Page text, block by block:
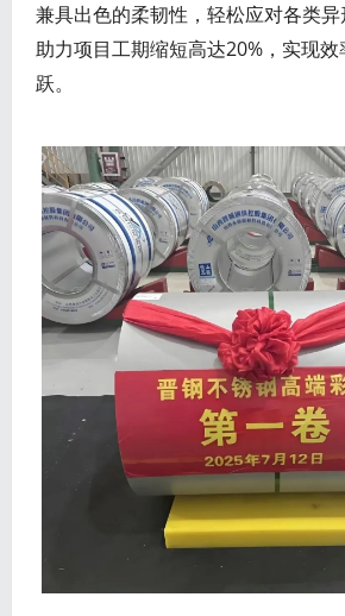
兼具出色的柔韧性，轻松应对各类异
助力项目工期缩短高达20%，实现
跃。